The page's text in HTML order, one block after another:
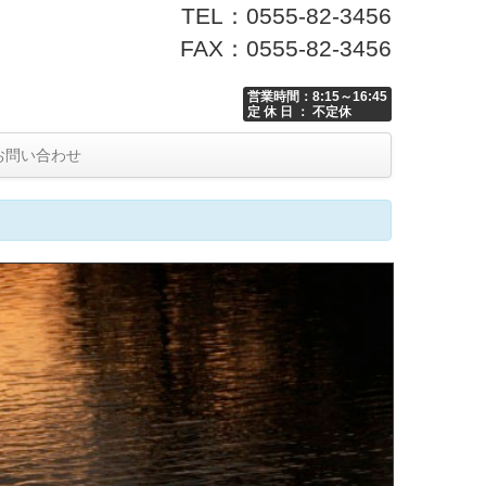
TEL：0555-82-3456
FAX：0555-82-3456
営業時間：8:15～16:45
定 休 日 ： 不定休
い合わせ